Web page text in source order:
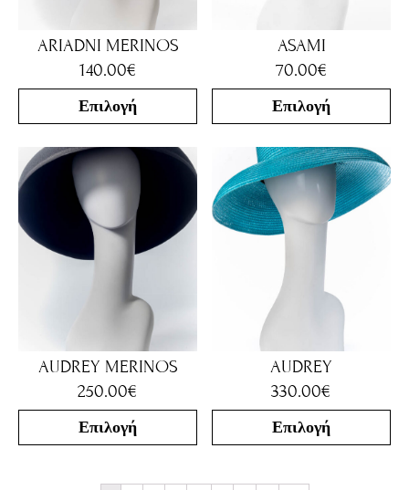
ARIADNI MERINOS
140.00€
Επιλογή
ASAMI
70.00€
Επιλογή
AUDREY MERINOS
250.00€
Επιλογή
AUDREY
330.00€
Επιλογή